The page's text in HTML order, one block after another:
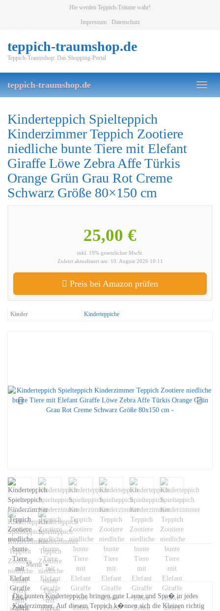
Hie werden Teppich-Träume wahr!
Impressum Datenschutz
teppich-traumshop.de
Teppich-Traumshop: Das Shopping-Portal
Toggle
teppich-traumshop.de
Kinderteppich Spielteppich
Kinderzimmer Teppich Zootiere
niedliche bunte Tiere mit Elefant
Giraffe Löwe Zebra Affe Türkis
Orange Grün Grau Rot Creme
Schwarz Größe 80×150 cm
25,00 €
inkl. 19% gesetzlicher MwSt.
Zuletzt aktualisiert am: 10. August 2026 10:11
Preis bei Amazon prüfen
Kinder Kinderteppiche
Menu
Die bunten Kinderteppiche bringen gute Laune und Spa� in jedes
Kinderzimmer. Auf diesem Teppich k�nnen sich die Kleinen richtig